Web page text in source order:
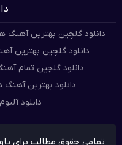
دانلود گلچین بهترین آهنگ های مسعود
دانلود گلچین بهترین
دانلود گلچین تمام
دانلود بهترین
دانلود
تمامی حقوق مطالب برای